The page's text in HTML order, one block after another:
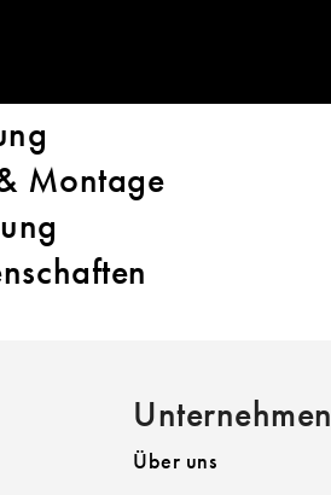
Montage
Unternehmen
Über uns